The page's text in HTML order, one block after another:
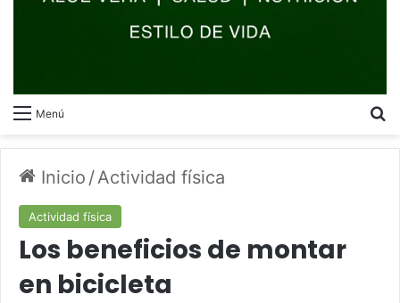
Menú
Inicio /Actividad física
Actividad física
Los beneficios de montar
en bicicleta